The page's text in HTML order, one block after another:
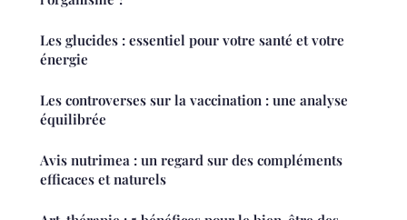
Les glucides : essentiel pour votre santé et votre
énergie
Les controverses sur la vaccination : une analyse
équilibrée
Avis nutrimea : un regard sur des compléments
efficaces et naturels